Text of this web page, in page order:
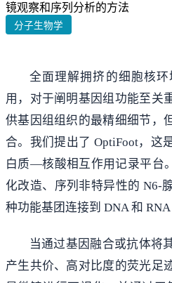
镜观察和序列分析的方法
分子生物学
全面理解拥挤的细胞核
用，对于阐明基因组功能至关
供基因组组织的最精细细节，
合。我们提出了 OptiFoot，这
白质—核酸相互作用记录平台
化改造、序列非特异性的 N6-
种功能基团连接到 DNA 和 RNA
当通过基因融合或抗体将
产生共价、高对比度的荧光足